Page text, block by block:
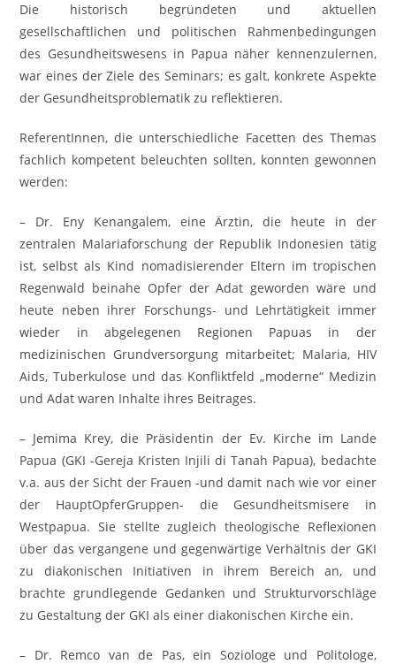
Die historisch begründeten und aktuellen
gesellschaftlichen und politischen Rahmenbedingungen
des Gesundheitswesens in Papua näher kennenzulernen,
war eines der Ziele des Seminars; es galt, konkrete Aspekte
der Gesundheitsproblematik zu reflektieren.
ReferentInnen, die unterschiedliche Facetten des Themas
fachlich kompetent beleuchten sollten, konnten gewonnen
werden:
– Dr. Eny Kenangalem, eine Ärztin, die heute in der
zentralen Malariaforschung der Republik Indonesien tätig
ist, selbst als Kind nomadisierender Eltern im tropischen
Regenwald beinahe Opfer der Adat geworden wäre und
heute neben ihrer Forschungs- und Lehrtätigkeit immer
wieder in abgelegenen Regionen Papuas in der
medizinischen Grundversorgung mitarbeitet; Malaria, HIV
Aids, Tuberkulose und das Konfliktfeld „moderne“ Medizin
und Adat waren Inhalte ihres Beitrages.
– Jemima Krey, die Präsidentin der Ev. Kirche im Lande
Papua (GKI -Gereja Kristen Injili di Tanah Papua), bedachte
v.a. aus der Sicht der Frauen -und damit nach wie vor einer
der HauptOpferGruppen- die Gesundheitsmisere in
Westpapua. Sie stellte zugleich theologische Reflexionen
über das vergangene und gegenwärtige Verhältnis der GKI
zu diakonischen Initiativen in ihrem Bereich an, und
brachte grundlegende Gedanken und Strukturvorschläge
zu Gestaltung der GKI als einer diakonischen Kirche ein.
– Dr. Remco van de Pas, ein Soziologe und Politologe,